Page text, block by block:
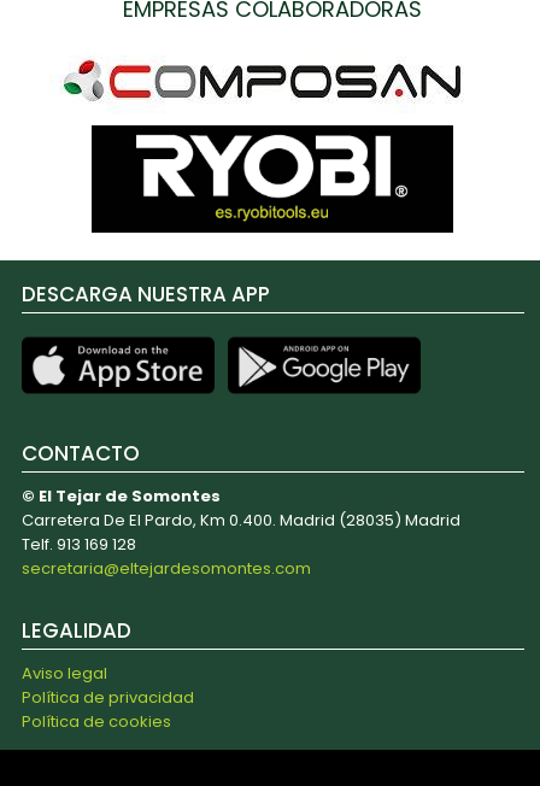
EMPRESAS COLABORADORAS
DESCARGA NUESTRA APP
CONTACTO
© El Tejar de Somontes
Carretera De El Pardo, Km 0.400. Madrid (28035) Madrid
Telf. 913 169 128
secretaria@eltejardesomontes.com
LEGALIDAD
Aviso legal
Política de privacidad
Política de cookies